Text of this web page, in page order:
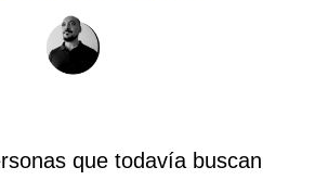
que todavía buscan